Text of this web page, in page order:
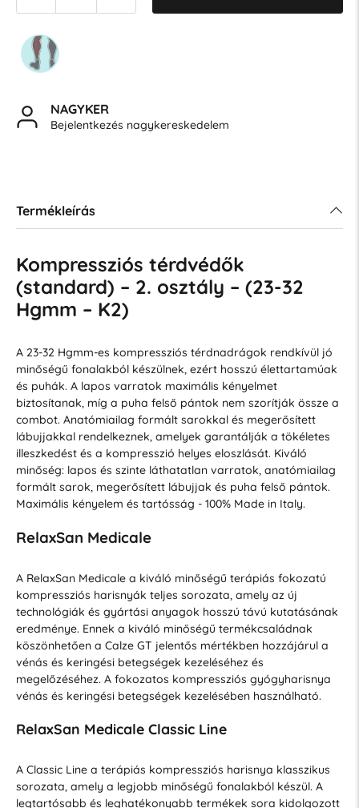
NAGYKER
Bejelentkezés nagykereskedelem
Termékleírás
Kompressziós térdvédők
(standard) – 2. osztály – (23-32
Hgmm – K2)
A 23-32 Hgmm-es kompressziós térdnadrágok rendkívül jó
minőségű fonalakból készülnek, ezért hosszú élettartamúak
és puhák. A lapos varratok maximális kényelmet
biztosítanak, míg a puha felső pántok nem szorítják össze a
combot. Anatómiailag formált sarokkal és megerősített
lábujjakkal rendelkeznek, amelyek garantálják a tökéletes
illeszkedést és a kompresszió helyes eloszlását. Kiváló
minőség: lapos és szinte láthatatlan varratok, anatómiailag
formált sarok, megerősített lábujjak és puha felső pántok.
Maximális kényelem és tartósság - 100% Made in Italy.
RelaxSan Medicale
A RelaxSan Medicale a kiváló minőségű terápiás fokozatú
kompressziós harisnyák teljes sorozata, amely az új
technológiák és gyártási anyagok hosszú távú kutatásának
eredménye. Ennek a kiváló minőségű termékcsaládnak
köszönhetően a Calze GT jelentős mértékben hozzájárul a
vénás és keringési betegségek kezeléséhez és
megelőzéséhez. A fokozatos kompressziós gyógyharisnya
vénás és keringési betegségek kezelésében használható.
RelaxSan Medicale Classic Line
A Classic Line a terápiás kompressziós harisnya klasszikus
sorozata, amely a legjobb minőségű fonalakból készül. A
legtartósabb és leghatékonyabb termékek sora kidolgozott